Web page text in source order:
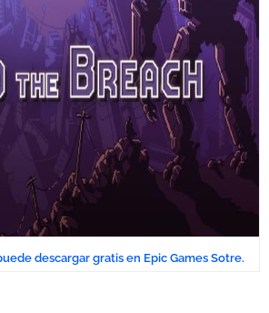
descargar gratis en Epic Games Sotre.